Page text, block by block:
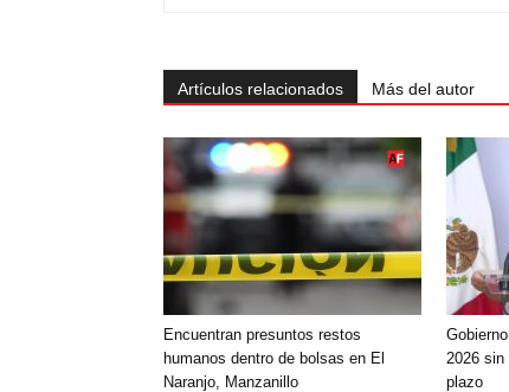
Artículos relacionados Más del autor
Encuentran presuntos restos
humanos dentro de bolsas en El
Naranjo, Manzanillo
2026 sin
plazo